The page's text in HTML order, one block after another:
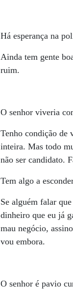
Há esperança na
Ainda tem gente
ruim.
O senhor viveria
Tenho condição de
inteira. Mas todo
não ser candidato.
Tem algo a
Se alguém falar
dinheiro que eu já
mau negócio,
vou embora.
O senhor é pavio